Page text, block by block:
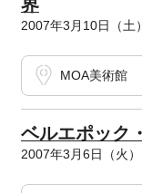
界
2007年3月10日（土
MOA美術館
ベルエポック
2007年3月6日（火